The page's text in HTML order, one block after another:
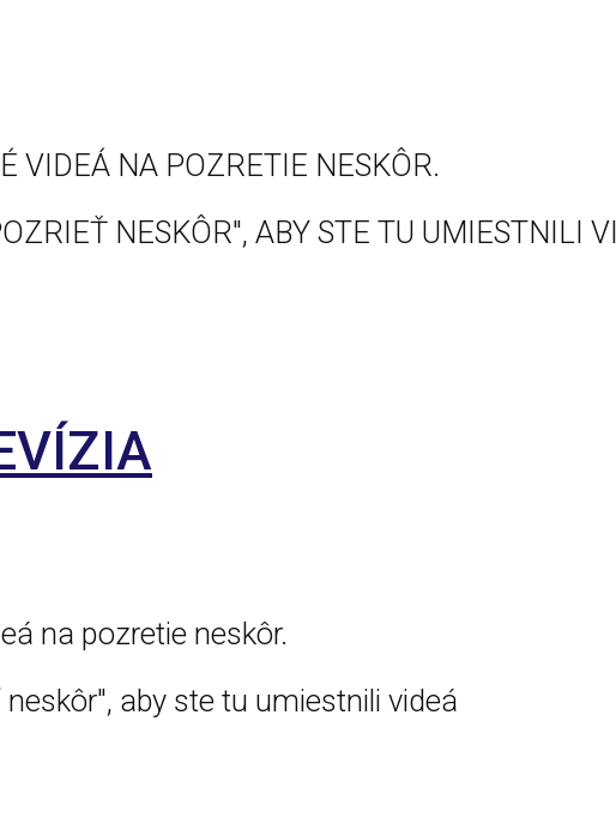
VIDEÁ NA POZRETIE NESKÔR.
NESKÔR", ABY STE TU UMIESTNILI
na pozretie neskôr.
aby ste tu umiestnili videá